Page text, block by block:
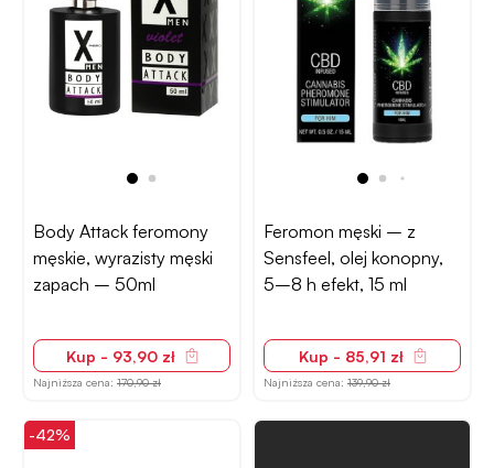
Body Attack feromony
męskie, wyrazisty męski
zapach – 50ml
Kup - 93,90 zł
Najniższa cena: 170,90 zł
Feromon męski – z
Sensfeel, olej konopny,
5–8 h efekt, 15 ml
Kup - 85,91 zł
Najniższa cena: 139,90 zł
-42%